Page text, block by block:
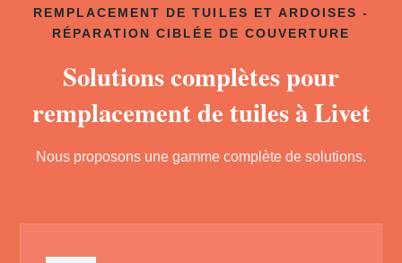
REMPLACEMENT DE TUILES ET ARDOISES -
RÉPARATION CIBLÉE DE COUVERTURE
Solutions complètes pour
remplacement de tuiles à Livet
Nous proposons une gamme complète de solutions.